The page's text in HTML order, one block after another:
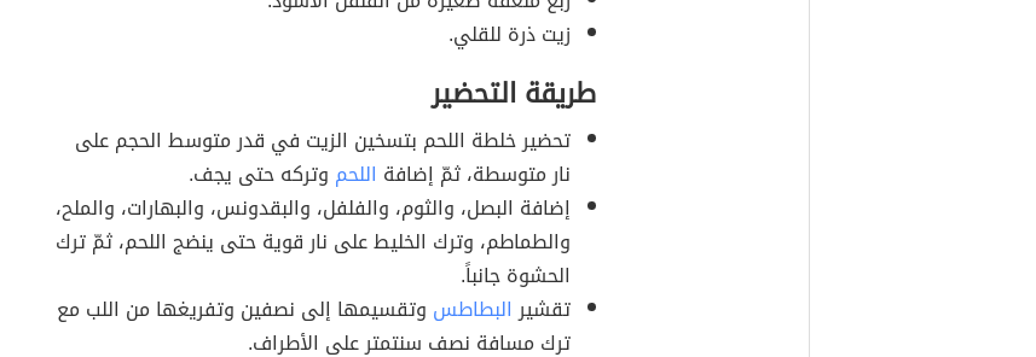
زيت ذرة للقلي.
طريقة التحضير
تحضير خلطة اللحم بتسخين الزيت في قدر متوسط الحجم على
نار متوسطة، ثمّ إضافة اللحم وتركه حتى يجف.
إضافة البصل، والثوم، والفلفل، والبقدونس، والبهارات، والملح،
والطماطم، وترك الخليط على نار قوية حتى ينضج اللحم، ثمّ ترك
الحشوة جانباً.
تقشيرالبطاطس وتقسيمها إلى نصفين وتفريغها من اللب مع
ترك مسافة نصف سنتمتر على الأطراف.